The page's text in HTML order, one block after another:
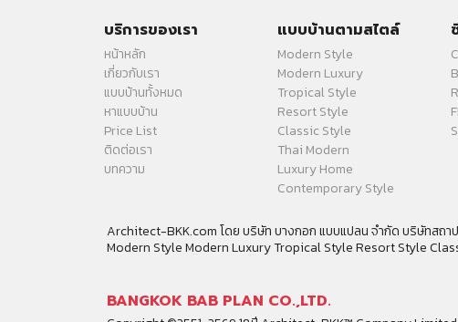
บริการของเรา
หน้าหลัก
เกี่ยวกับเรา
แบบบ้านทั้งหมด
หาแบบบ้าน
Price List
ติดต่อเรา
บทความ
แบบบ้านตามสไตล์
Modern Style
Modern Luxury
Tropical Style
Resort Style
Classic Style
Thai Modern
Luxury Home
Contemporary Style
Architect-BKK.com โดย บริษัท บางกอก แบบแปลน จำกัด บริษัทสถ
Modern Style Modern Luxury Tropical Style Resort Style
BANGKOK BAB PLAN CO.,LTD.